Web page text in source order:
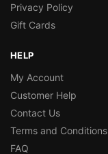
Privacy Policy
Gift Cards
HELP
My Account
Customer Help
Contact Us
Terms and Conditions
FAQ